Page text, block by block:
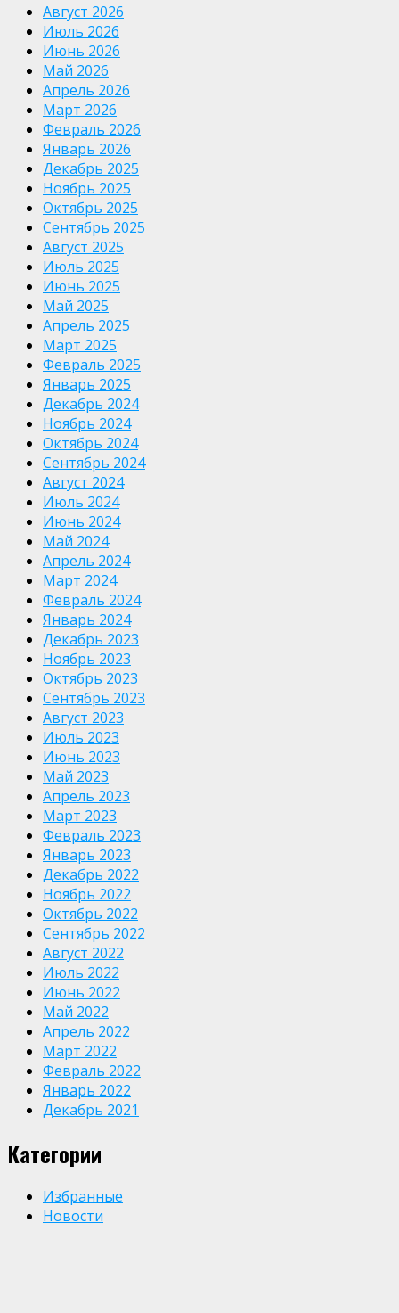
Август 2026
Июль 2026
Июнь 2026
Май 2026
Апрель 2026
Март 2026
Февраль 2026
Январь 2026
Декабрь 2025
Ноябрь 2025
Октябрь 2025
Сентябрь 2025
Август 2025
Июль 2025
Июнь 2025
Май 2025
Апрель 2025
Март 2025
Февраль 2025
Январь 2025
Декабрь 2024
Ноябрь 2024
Октябрь 2024
Сентябрь 2024
Август 2024
Июль 2024
Июнь 2024
Май 2024
Апрель 2024
Март 2024
Февраль 2024
Январь 2024
Декабрь 2023
Ноябрь 2023
Октябрь 2023
Сентябрь 2023
Август 2023
Июль 2023
Июнь 2023
Май 2023
Апрель 2023
Март 2023
Февраль 2023
Январь 2023
Декабрь 2022
Ноябрь 2022
Октябрь 2022
Сентябрь 2022
Август 2022
Июль 2022
Июнь 2022
Май 2022
Апрель 2022
Март 2022
Февраль 2022
Январь 2022
Декабрь 2021
Категории
Избранные
Новости